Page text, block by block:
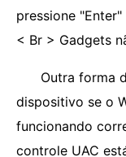
pressione
< Br > Gadgets
Outra forma
dispositivo se o
funcionando
controle UAC